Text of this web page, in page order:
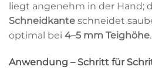
liegt angenehm in der Hand;
Schneidkante schneidet
optimal bei 4–5 mm Teighöhe.
Anwendung – Schritt für